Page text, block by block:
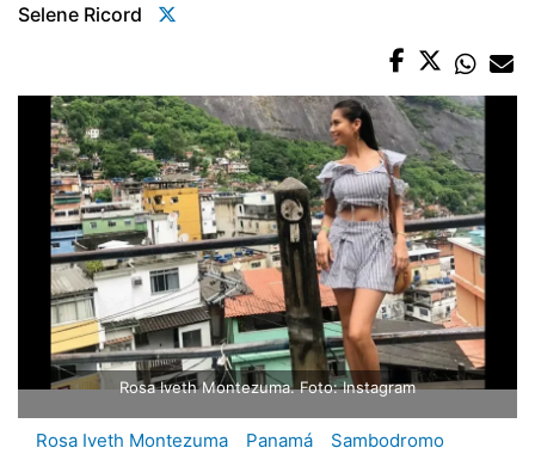
Selene Ricord
Rosa Iveth Montezuma. Foto: Instagram
Rosa Iveth Montezuma Panamá
Sambodromo